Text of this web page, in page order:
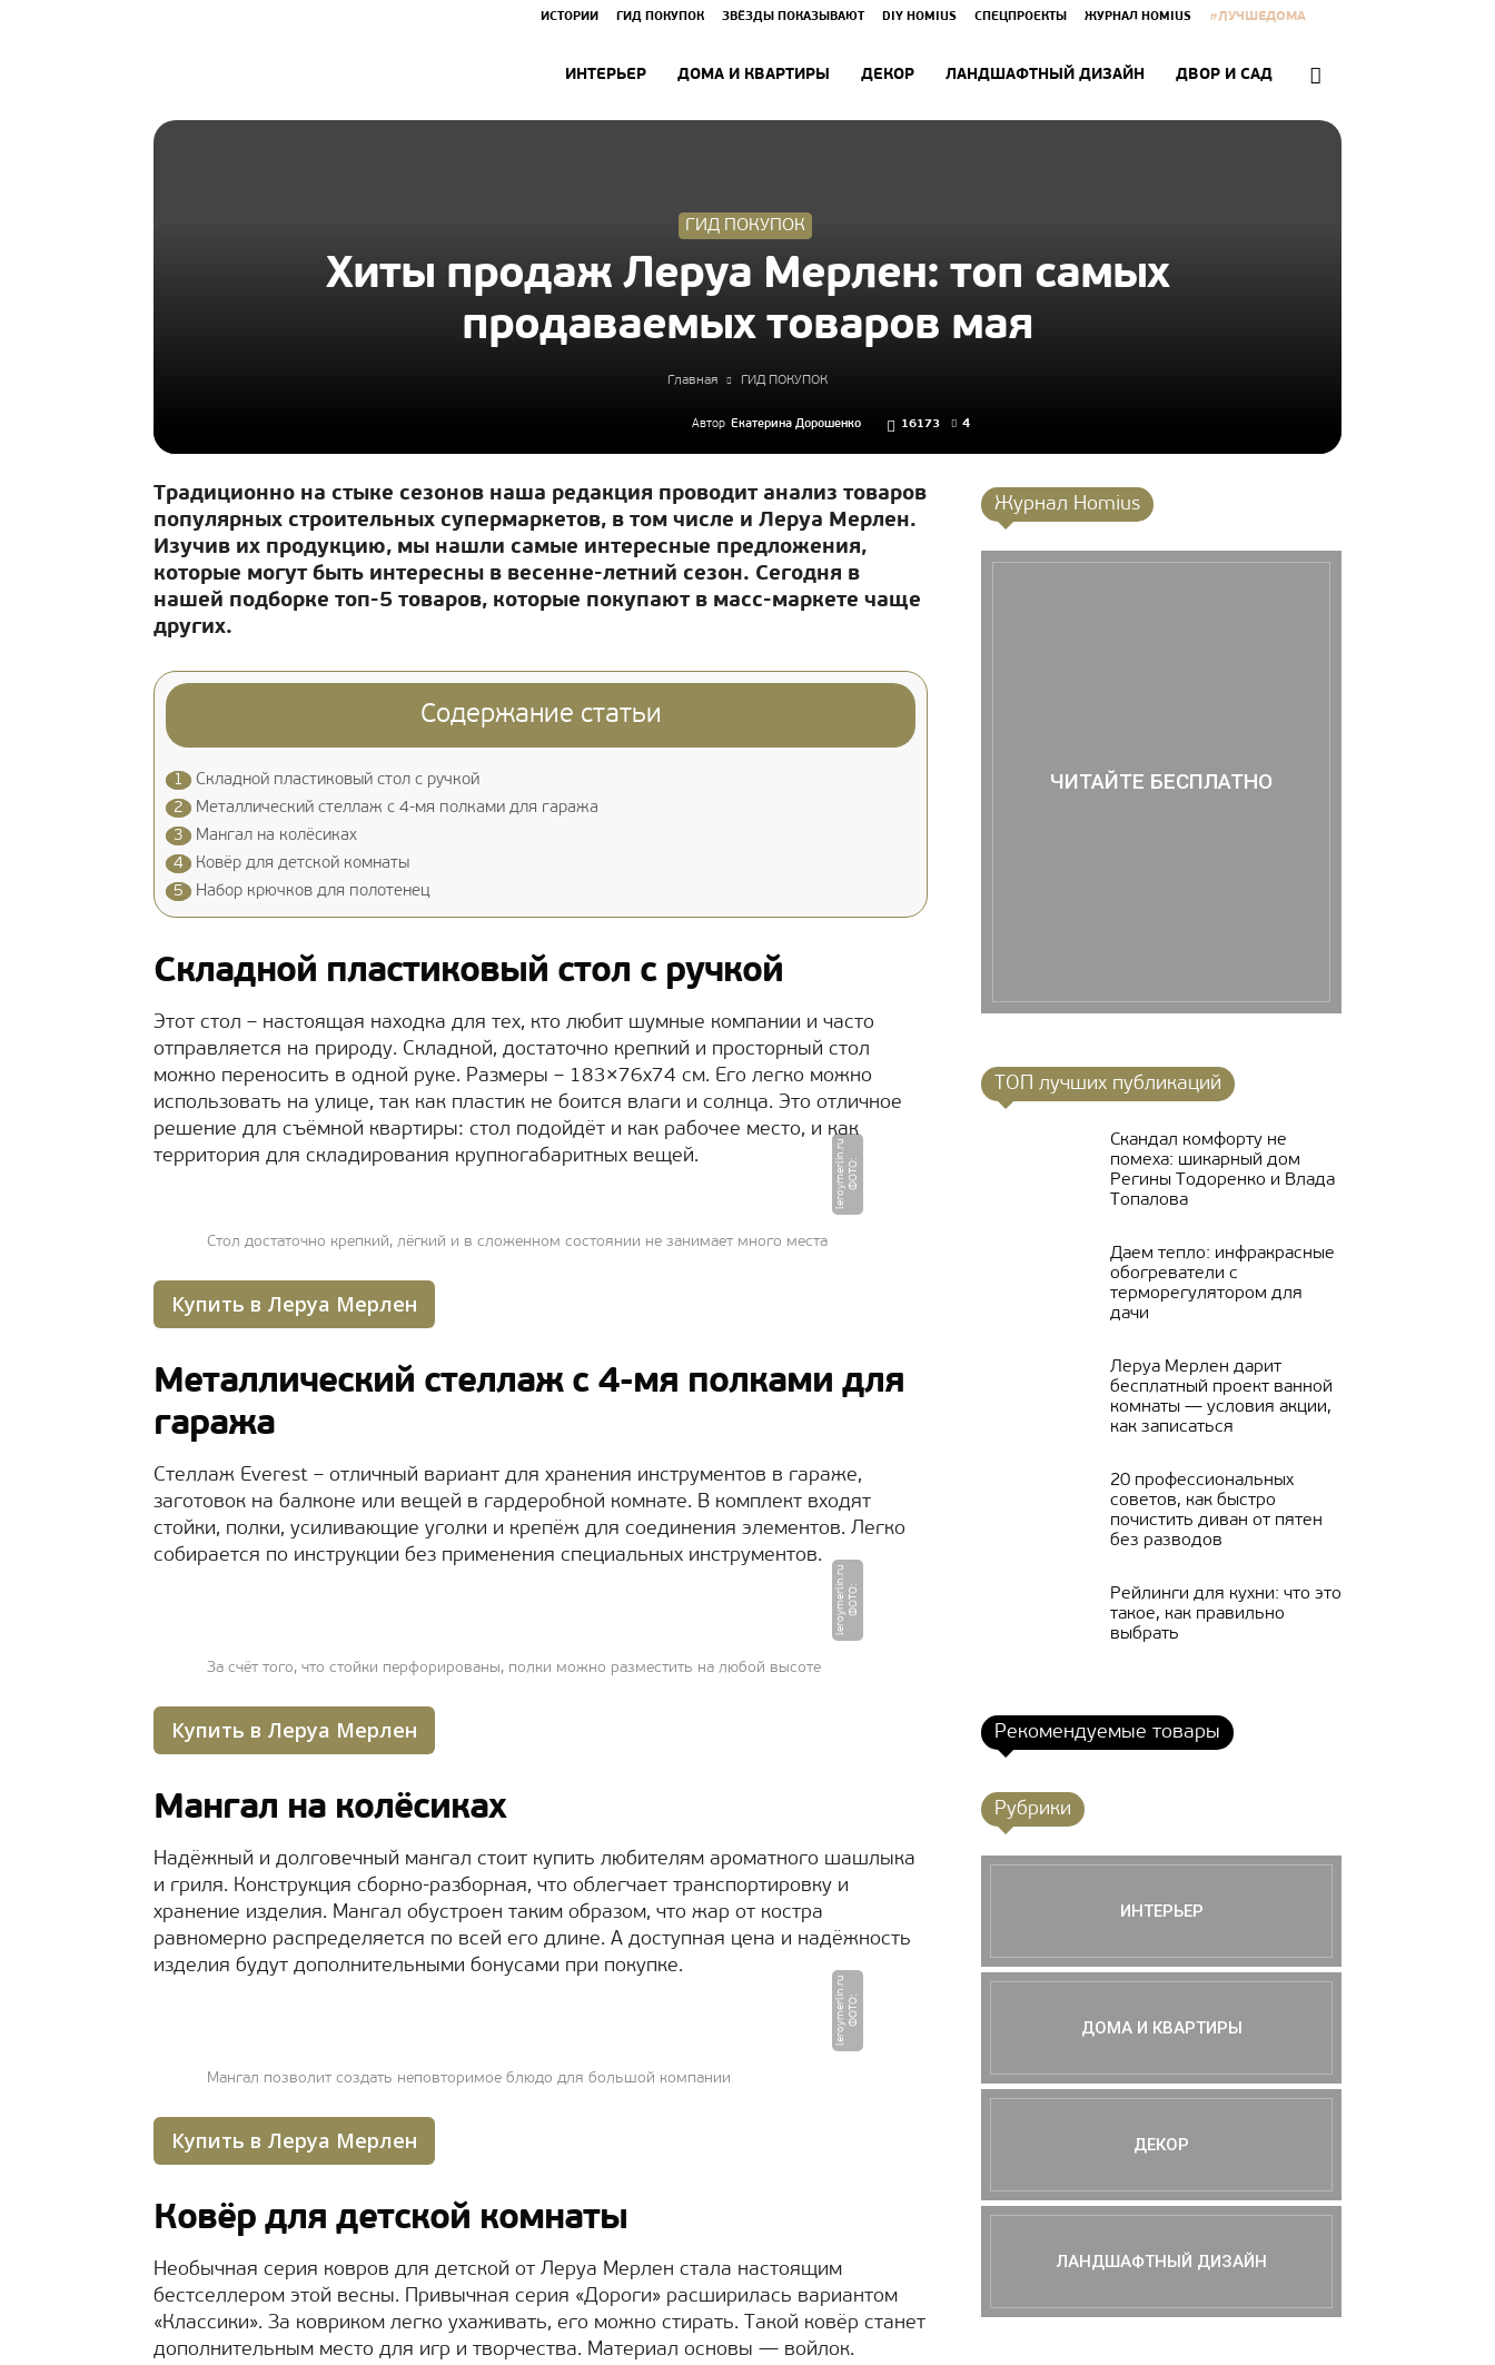
ИСТОРИИ ГИД ПОКУПОК ЗВЁЗДЫ ПОКАЗЫВАЮТ DIY HOMIUS СПЕЦПРОЕКТЫ ЖУРНАЛ HOMIUS #ЛУЧШЕДОМА
ИНТЕРЬЕР ДОМА И КВАРТИРЫ ДЕКОР ЛАНДШАФТНЫЙ ДИЗАЙН ДВОР И САД
ГИД ПОКУПОК
Хиты продаж Леруа Мерлен: топ самых
продаваемых товаров мая
Главная ГИД ПОКУПОК
Автор Екатерина Дорошенко 16173 4
Традиционно на стыке сезонов наша редакция проводит анализ товаров
популярных строительных супермаркетов, в том числе и Леруа Мерлен.
Изучив их продукцию, мы нашли самые интересные предложения,
которые могут быть интересны в весенне-летний сезон. Сегодня в
нашей подборке топ-5 товаров, которые покупают в масс-маркете чаще
других.
Содержание статьи
1
Складной пластиковый стол с ручкой
2
Металлический стеллаж с 4-мя полками для гаража
3
Мангал на колёсиках
4
Ковёр для детской комнаты
5
Набор крючков для полотенец
Складной пластиковый стол с ручкой
Этот стол – настоящая находка для тех, кто любит шумные компании и часто
отправляется на природу. Складной, достаточно крепкий и просторный стол
можно переносить в одной руке. Размеры – 183×76х74 см. Его легко можно
использовать на улице, так как пластик не боится влаги и солнца. Это отличное
решение для съёмной квартиры: стол подойдёт и как рабочее место, и как
территория для складирования крупногабаритных вещей.
Ф
О
Т
О
:
l
e
r
o
y
m
e
r
li
n.
r
u
Стол достаточно крепкий, лёгкий и в сложенном состоянии не занимает много места
Купить в Леруа Мерлен
Металлический стеллаж с 4-мя полками для
гаража
Стеллаж Everest – отличный вариант для хранения инструментов в гараже,
заготовок на балконе или вещей в гардеробной комнате. В комплект входят
стойки, полки, усиливающие уголки и крепёж для соединения элементов. Легко
собирается по инструкции без применения специальных инструментов.
Ф
О
Т
О
:
l
e
r
o
y
m
e
r
li
n.
r
u
За счёт того, что стойки перфорированы, полки можно разместить на любой высоте
Купить в Леруа Мерлен
Мангал на колёсиках
Надёжный и долговечный мангал стоит купить любителям ароматного шашлыка
и гриля. Конструкция сборно-разборная, что облегчает транспортировку и
хранение изделия. Мангал обустроен таким образом, что жар от костра
равномерно распределяется по всей его длине. А доступная цена и надёжность
изделия будут дополнительными бонусами при покупке.
Ф
О
Т
О
:
l
e
r
o
y
m
e
r
li
n.
r
u
Мангал позволит создать неповторимое блюдо для большой компании
Купить в Леруа Мерлен
Ковёр для детской комнаты
Необычная серия ковров для детской от Леруа Мерлен стала настоящим
бестселлером этой весны. Привычная серия «Дороги» расширилась вариантом
«Классики». За ковриком легко ухаживать, его можно стирать. Такой ковёр станет
дополнительным место для игр и творчества. Материал основы — войлок.
Журнал Homius
ЧИТАЙТЕ БЕСПЛАТНО
ТОП лучших публикаций
Скандал комфорту не
помеха: шикарный дом
Регины Тодоренко и Влада
Топалова
Даем тепло: инфракрасные
обогреватели с
терморегулятором для
дачи
Леруа Мерлен дарит
бесплатный проект ванной
комнаты — условия акции,
как записаться
20 профессиональных
советов, как быстро
почистить диван от пятен
без разводов
Рейлинги для кухни: что это
такое, как правильно
выбрать
Рекомендуемые товары
Рубрики
ИНТЕРЬЕР
ДОМА И КВАРТИРЫ
ДЕКОР
ЛАНДШАФТНЫЙ ДИЗАЙН